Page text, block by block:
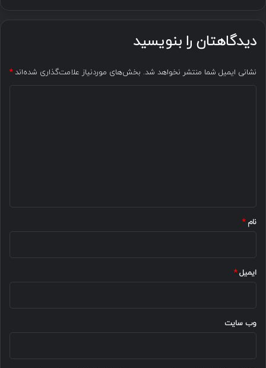
دیدگاهتان را بنویسید
نشانی ایمیل شما منتشر نخواهد شد. بخش‌های موردنیاز علامت‌گذاری شده‌اند*
نام*
ایمیل*
وب‌ سایت